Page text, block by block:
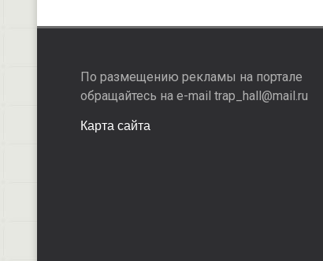
По размещению рекламы на портале
обращайтесь на e-mail trap_hall@mail.ru
Карта сайта